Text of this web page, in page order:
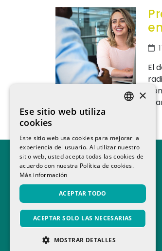
El
Contacta
×
Ese sitio web utiliza
cookies
Este sitio web usa cookies para mejorar la
experiencia del usuario. Al utilizar nuestro
sitio web, usted acepta todas las cookies de
acuerdo con nuestra Política de cookies.
Más información
ACEPTAR TODO
ACEPTAR SOLO LAS NECESARIAS
MOSTRAR DETALLES